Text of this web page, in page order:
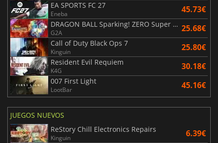
EA SPORTS FC 27
Eneba 45.73€
DRAGON BALL Sparking! ZERO Super Limit Breaking NEO
G2A 25.68€
Call of Duty Black Ops 7
Kinguin 25.80€
Resident Evil Requiem
K4G 30.18€
007 First Light
LootBar 45.16€
JUEGOS NUEVOS
ReStory Chill Electronics Repairs
Kinguin 6.39€